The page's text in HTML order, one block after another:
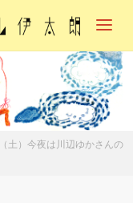
マ・
る
星・
丸山
伊太
土）今夜は川辺ゆかさんの